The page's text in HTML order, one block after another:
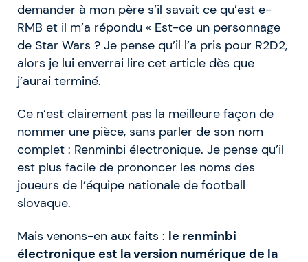
demander à mon père s’il savait ce qu’est e-
RMB et il m’a répondu « Est-ce un personnage
de Star Wars ? Je pense qu’il l’a pris pour R2D2,
alors je lui enverrai lire cet article dès que
j’aurai terminé.
Ce n’est clairement pas la meilleure façon de
nommer une pièce, sans parler de son nom
complet : Renminbi électronique. Je pense qu’il
est plus facile de prononcer les noms des
joueurs de l’équipe nationale de football
slovaque.
Mais venons-en aux faits : le renminbi
électronique est la version numérique de la